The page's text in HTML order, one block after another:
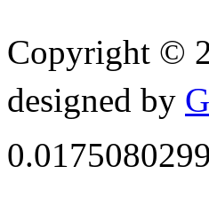
Copyright ©
designed by
0.0175080299